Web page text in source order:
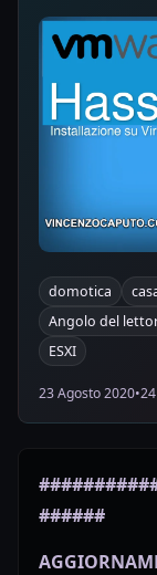
domotica
Angolo del
ESXI
23 Agosto 2020•
######